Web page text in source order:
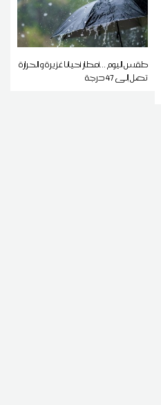
طقس اليوم ...أمطار أحيانا غزيرة و الحرارة
تصل إلى 47 درجة